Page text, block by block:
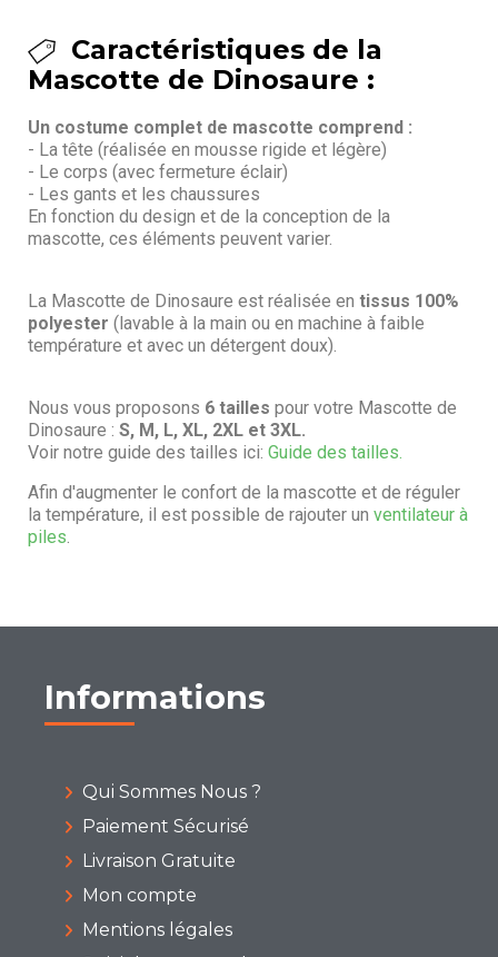
Caractéristiques de la
Mascotte de Dinosaure :
Un costume complet de mascotte comprend :
- La tête (réalisée en mousse rigide et légère)
- Le corps (avec fermeture éclair)
- Les gants et les chaussures
En fonction du design et de la conception de la
mascotte, ces éléments peuvent varier.
La Mascotte de Dinosaure est réalisée en tissus 100%
polyester (lavable à la main ou en machine à faible
température et avec un détergent doux).
Nous vous proposons 6 tailles pour votre Mascotte de
Dinosaure : S, M, L, XL, 2XL et 3XL.
Voir notre guide des tailles ici: Guide des tailles.
Afin d'augmenter le confort de la mascotte et de réguler
la température, il est possible de rajouter un ventilateur à
piles.
Informations
Qui Sommes Nous ?
Paiement Sécurisé
Livraison Gratuite
Mon compte
Mentions légales